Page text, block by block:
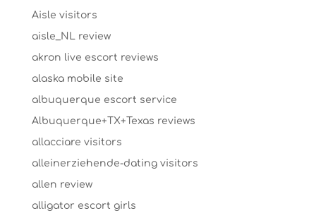
Aisle visitors
aisle_NL review
akron live escort reviews
alaska mobile site
albuquerque escort service
Albuquerque+TX+Texas reviews
allacciare visitors
alleinerziehende-dating visitors
allen review
alligator escort girls